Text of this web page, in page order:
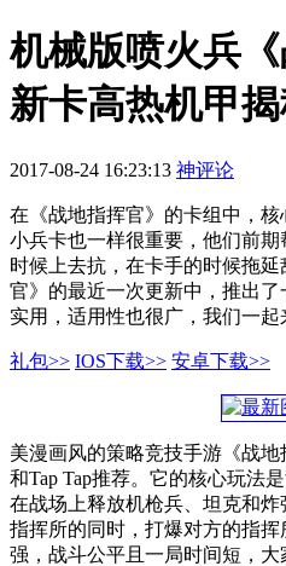
机械版喷火兵《
新卡高热机甲
2017-08-24 16:23:13 神评论
在《战地指挥官》的卡组中，
小兵卡也一样很重要，他们前
时候上去抗，在卡手的时候拖
官》的最近一次更新中，推出
实用，适用性也很广，我们一起
礼包>> IOS下载>> 安卓下载>>
美漫画风的策略竞技手游《战
和Tap Tap推荐。它的核心玩法
在战场上释放机枪兵、坦克和
指挥所的同时，打爆对方的指
强，战斗公平且一局时间短，大